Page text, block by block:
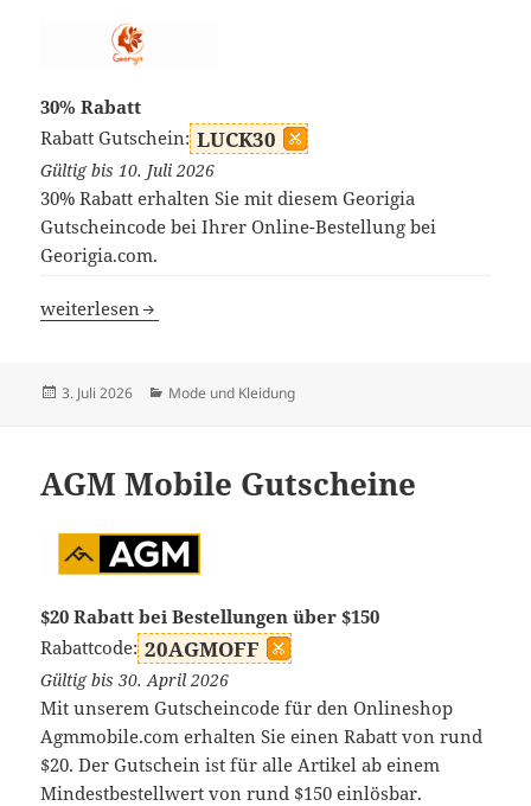
30% Rabatt
Rabatt Gutschein: LUCK30
Gültig bis 10. Juli 2026
30% Rabatt erhalten Sie mit diesem Georigia
Gutscheincode bei Ihrer Online-Bestellung bei
Georigia.com.
Georigia Gutscheine
weiterlesen
Veröffentlicht
3. Juli 2026 Kategorien
Mode und Kleidung
AGM Mobile Gutscheine
$20 Rabatt bei Bestellungen über $150
Rabattcode: 20AGMOFF
Gültig bis 30. April 2026
Mit unserem Gutscheincode für den Onlineshop
Agmmobile.com erhalten Sie einen Rabatt von rund
$20. Der Gutschein ist für alle Artikel ab einem
Mindestbestellwert von rund $150 einlösbar.